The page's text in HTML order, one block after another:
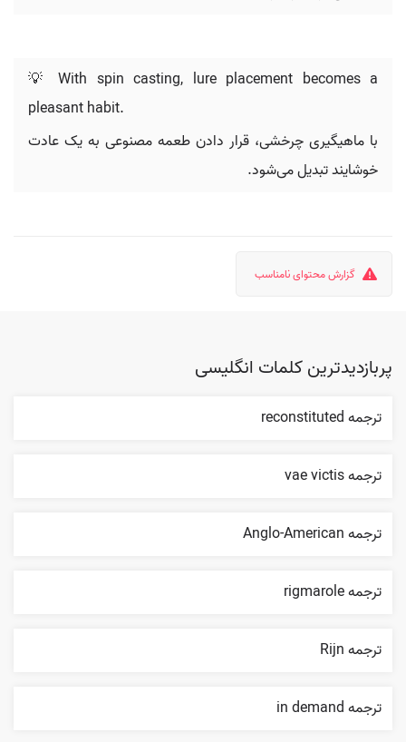
💡 With spin casting, lure placement becomes a
pleasant habit.
با ماهیگیری چرخشی، قرار دادن طعمه مصنوعی به یک عادت
خوشایند تبدیل می‌شود.
گزارش محتوای نامناسب
پربازدیدترین کلمات انگلیسی
ترجمه reconstituted
ترجمه vae victis
ترجمه Anglo-American
ترجمه rigmarole
ترجمه Rijn
ترجمه in demand